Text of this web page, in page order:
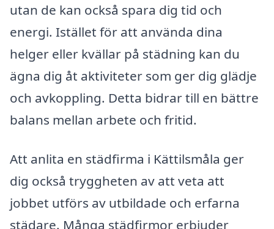
utan de kan också spara dig tid och
energi. Istället för att använda dina
helger eller kvällar på städning kan du
ägna dig åt aktiviteter som ger dig glädje
och avkoppling. Detta bidrar till en bättre
balans mellan arbete och fritid.
Att anlita en städfirma i Kättilsmåla ger
dig också tryggheten av att veta att
jobbet utförs av utbildade och erfarna
städare. Många städfirmor erbjuder